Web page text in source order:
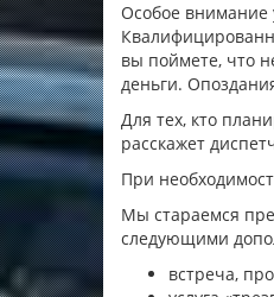
Особое внимание
вы поймете, что
деньги.
Для тех, кто
расскажет
При
Мы стараемся
следующими
встреча,